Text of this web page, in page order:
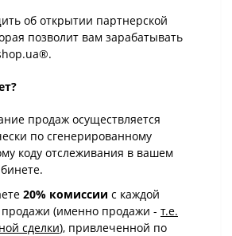
об открытии партнерской
позволит вам зарабатывать
продаж осуществляется
по сгенерированному
коду отслеживания в вашем
20% комиссии с каждой
(именно продажи - т.е.
сделки), привлеченной по